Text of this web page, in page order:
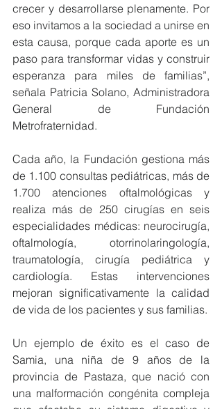
crecer y desarrollarse plenamente. Por
eso invitamos a la sociedad a unirse en
esta causa, porque cada aporte es un
paso para transformar vidas y construir
esperanza para miles de familias”,
señala Patricia Solano, Administradora
General de Fundación
Metrofraternidad.
Cada año, la Fundación gestiona más
de 1.100 consultas pediátricas, más de
1.700 atenciones oftalmológicas y
realiza más de 250 cirugías en seis
especialidades médicas: neurocirugía,
oftalmología, otorrinolaringología,
traumatología, cirugía pediátrica y
cardiología. Estas intervenciones
mejoran significativamente la calidad
de vida de los pacientes y sus familias.
Un ejemplo de éxito es el caso de
Samia, una niña de 9 años de la
provincia de Pastaza, que nació con
una malformación congénita compleja